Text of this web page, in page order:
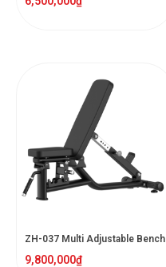
ZH-037 Multi Adjustable Bench
9,800,000₫